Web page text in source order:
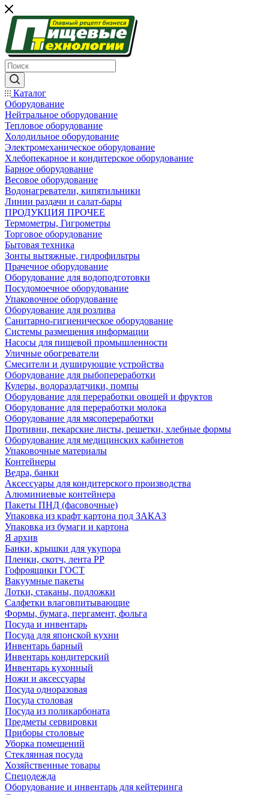
Каталог
Оборудование
Нейтральное оборудование
Тепловое оборудование
Холодильное оборудование
Электромеханическое оборудование
Хлебопекарное и кондитерское оборудование
Барное оборудование
Весовое оборудование
Водонагреватели, кипятильники
Линии раздачи и салат-бары
ПРОДУКЦИЯ ПРОЧЕЕ
Термометры, Гигрометры
Торговое оборудование
Бытовая техника
Зонты вытяжные, гидрофильтры
Прачечное оборудование
Оборудование для водоподготовки
Посудомоечное оборудование
Упаковочное оборудование
Оборудование для розлива
Санитарно-гигиеническое оборудование
Системы размещения информации
Насосы для пищевой промышленности
Уличные обогреватели
Смесители и душирующие устройства
Оборудование для рыбопереработки
Кулеры, водораздатчики, помпы
Оборудование для переработки овощей и фруктов
Оборудование для переработки молока
Оборудование для мясопереработки
Противни, пекарские листы, решетки, хлебные формы
Оборудование для медицинских кабинетов
Упаковочные материалы
Контейнеры
Ведра, банки
Аксессуары для кондитерского производства
Алюминиевые контейнера
Пакеты ПНД (фасовочные)
Упаковка из крафт картона под ЗАКАЗ
Упаковка из бумаги и картона
Я архив
Банки, крышки для укупора
Пленки, скотч, лента РР
Гофроящики ГОСТ
Вакуумные пакеты
Лотки, стаканы, подложки
Салфетки влаговпитывающие
Формы, бумага, пергамент, фольга
Посуда и инвентарь
Посуда для японской кухни
Инвентарь барный
Инвентарь кондитерский
Инвентарь кухонный
Ножи и аксессуары
Посуда одноразовая
Посуда столовая
Посуда из поликарбоната
Предметы сервировки
Приборы столовые
Уборка помещений
Стеклянная посуда
Хозяйственные товары
Спецодежда
Оборудование и инвентарь для кейтеринга